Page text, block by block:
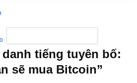
tiếng tuyên bố:
sẽ mua Bitcoin”